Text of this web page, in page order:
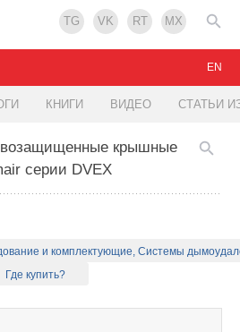
TG VK RT MX
КНИГИ ВИДЕО СТАТЬИ
EN
крышные
серии DVEX
и комплектующие, Системы
Где купить?